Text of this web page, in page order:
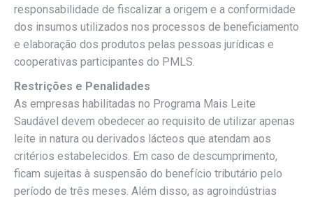
responsabilidade de fiscalizar a origem e a conformidade
dos insumos utilizados nos processos de beneficiamento
e elaboração dos produtos pelas pessoas jurídicas e
cooperativas participantes do PMLS.
Restrições e Penalidades
As empresas habilitadas no Programa Mais Leite
Saudável devem obedecer ao requisito de utilizar apenas
leite in natura ou derivados lácteos que atendam aos
critérios estabelecidos. Em caso de descumprimento,
ficam sujeitas à suspensão do benefício tributário pelo
período de três meses. Além disso, as agroindústrias